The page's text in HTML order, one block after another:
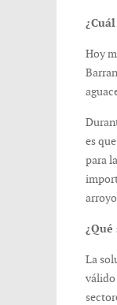
Hoy
es
para
La
válido